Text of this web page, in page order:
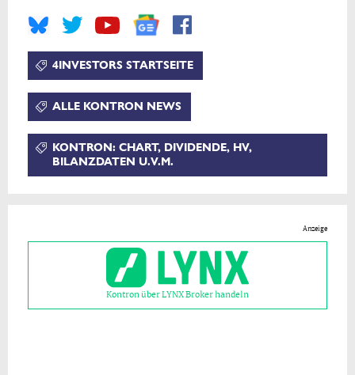
4INVESTORS STARTSEITE
ALLE KONTRON NEWS
KONTRON: CHART, DIVIDENDE, HV,
BILANZDATEN U.V.M.
Anzeige
Kontron über LYNX Broker handeln